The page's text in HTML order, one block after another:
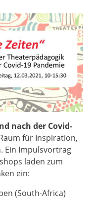
nach der Covid-
für Inspiration,
Ein Impulsvortrag
laden zum
ein:
(South-Africa)